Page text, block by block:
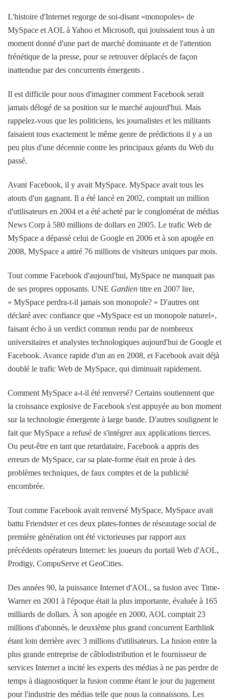
L'histoire d'Internet regorge de soi-disant «monopoles» de
MySpace et AOL à Yahoo et Microsoft, qui jouissaient tous à un
moment donné d'une part de marché dominante et de l'attention
frénétique de la presse, pour se retrouver déplacés de façon
inattendue par des concurrents émergents .
Il est difficile pour nous d'imaginer comment Facebook serait
jamais délogé de sa position sur le marché aujourd'hui. Mais
rappelez-vous que les politiciens, les journalistes et les militants
faisaient tous exactement le même genre de prédictions il y a un
peu plus d'une décennie contre les principaux géants du Web du
passé.
Avant Facebook, il y avait MySpace. MySpace avait tous les
atouts d'un gagnant. Il a été lancé en 2002, comptait un million
d'utilisateurs en 2004 et a été acheté par le conglomérat de médias
News Corp à 580 millions de dollars en 2005. Le trafic Web de
MySpace a dépassé celui de Google en 2006 et à son apogée en
2008, MySpace a attiré 76 millions de visiteurs uniques par mois.
Tout comme Facebook d'aujourd'hui, MySpace ne manquait pas
de ses propres opposants. UNE Gardien titre en 2007 lire,
« MySpace perdra-t-il jamais son monopole? » D'autres ont
déclaré avec confiance que «MySpace est un monopole naturel»,
faisant écho à un verdict commun rendu par de nombreux
universitaires et analystes technologiques aujourd'hui de Google et
Facebook. Avance rapide d'un an en 2008, et Facebook avait déjà
doublé le trafic Web de MySpace, qui diminuait rapidement.
Comment MySpace a-t-il été renversé? Certains soutiennent que
la croissance explosive de Facebook s'est appuyée au bon moment
sur la technologie émergente à large bande. D'autres soulignent le
fait que MySpace a refusé de s'intégrer aux applications tierces.
Ou peut-être en tant que retardataire, Facebook a appris des
erreurs de MySpace, car sa plate-forme était en proie à des
problèmes techniques, de faux comptes et de la publicité
encombrée.
Tout comme Facebook avait renversé MySpace, MySpace avait
battu Friendster et ces deux plates-formes de réseautage social de
première génération ont été victorieuses par rapport aux
précédents opérateurs Internet: les joueurs du portail Web d'AOL,
Prodigy, CompuServe et GeoCities.
Des années 90, la puissance Internet d'AOL, sa fusion avec Time-
Warner en 2001 à l'époque était la plus importante, évaluée à 165
milliards de dollars. À son apogée en 2000, AOL comptait 23
millions d'abonnés, le deuxième plus grand concurrent Earthlink
étant loin derrière avec 3 millions d'utilisateurs. La fusion entre la
plus grande entreprise de câblodistribution et le fournisseur de
services Internet a incité les experts des médias à ne pas perdre de
temps à diagnostiquer la fusion comme étant le jour du jugement
pour l'industrie des médias telle que nous la connaissons. Les